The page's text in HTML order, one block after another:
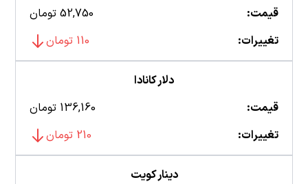
قیمت:
52,750 تومان
تغییرات:
110 تومان
دلار کانادا
قیمت:
136,160 تومان
تغییرات:
210 تومان
دینار کویت